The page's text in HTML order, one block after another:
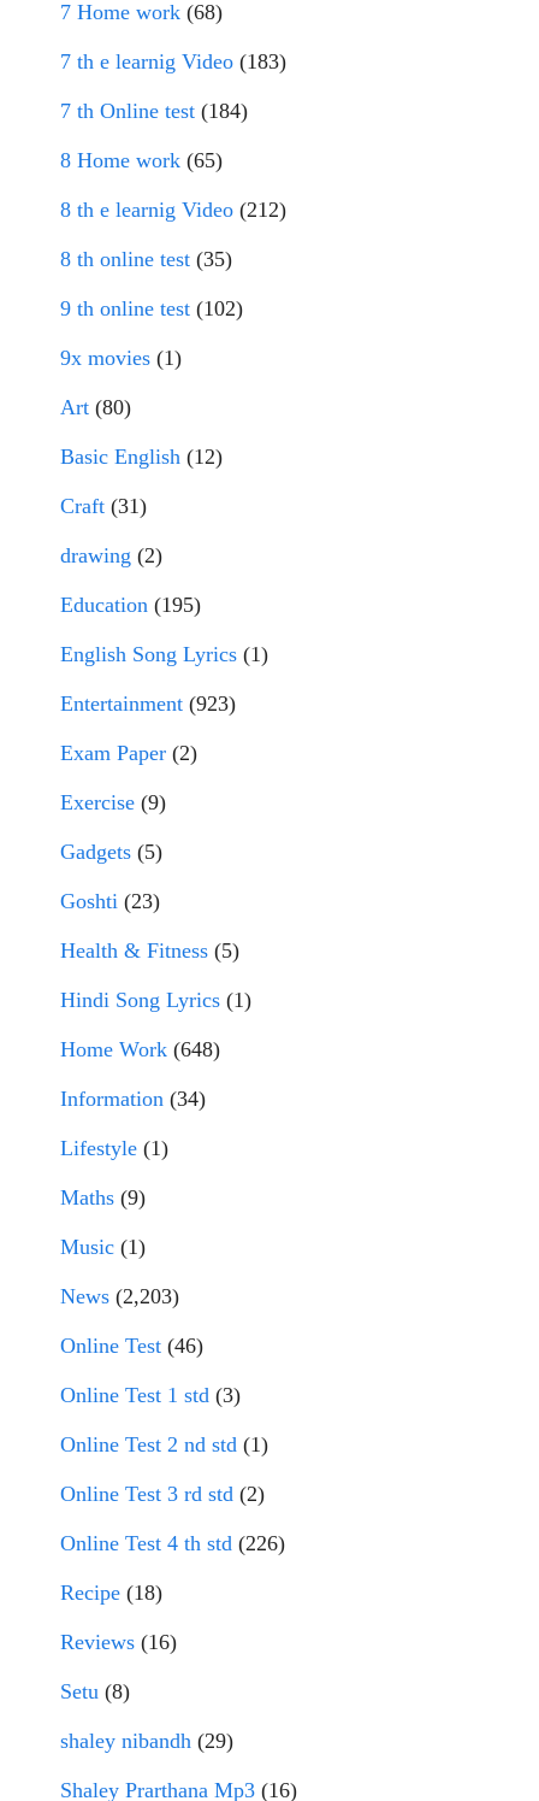
7 Home work (68)
7 th e learnig Video (183)
7 th Online test (184)
8 Home work (65)
8 th e learnig Video (212)
8 th online test (35)
9 th online test (102)
9x movies (1)
Art (80)
Basic English (12)
Craft (31)
drawing (2)
Education (195)
English Song Lyrics (1)
Entertainment (923)
Exam Paper (2)
Exercise (9)
Gadgets (5)
Goshti (23)
Health & Fitness (5)
Hindi Song Lyrics (1)
Home Work (648)
Information (34)
Lifestyle (1)
Maths (9)
Music (1)
News (2,203)
Online Test (46)
Online Test 1 std (3)
Online Test 2 nd std (1)
Online Test 3 rd std (2)
Online Test 4 th std (226)
Recipe (18)
Reviews (16)
Setu (8)
shaley nibandh (29)
Shaley Prarthana Mp3 (16)